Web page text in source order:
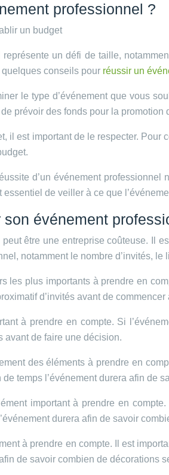
professionnel ?
un budget
un défi de taille,
quelques conseils pour réussir un
le type d’événement que vous
prévoir des fonds pour la promotion
il est important de le respecter.
d’un événement
de veiller à ce que
événement
être une entreprise coûteuse. Il
notamment le nombre d’invités,
les plus importants à prendre en
d’invités avant de
à prendre en compte. Si
avant de faire une décision.
des éléments à prendre en
temps l’événement durera afin de
important à prendre en
durera afin de savoir
à prendre en compte. Il est
de savoir combien de décorations